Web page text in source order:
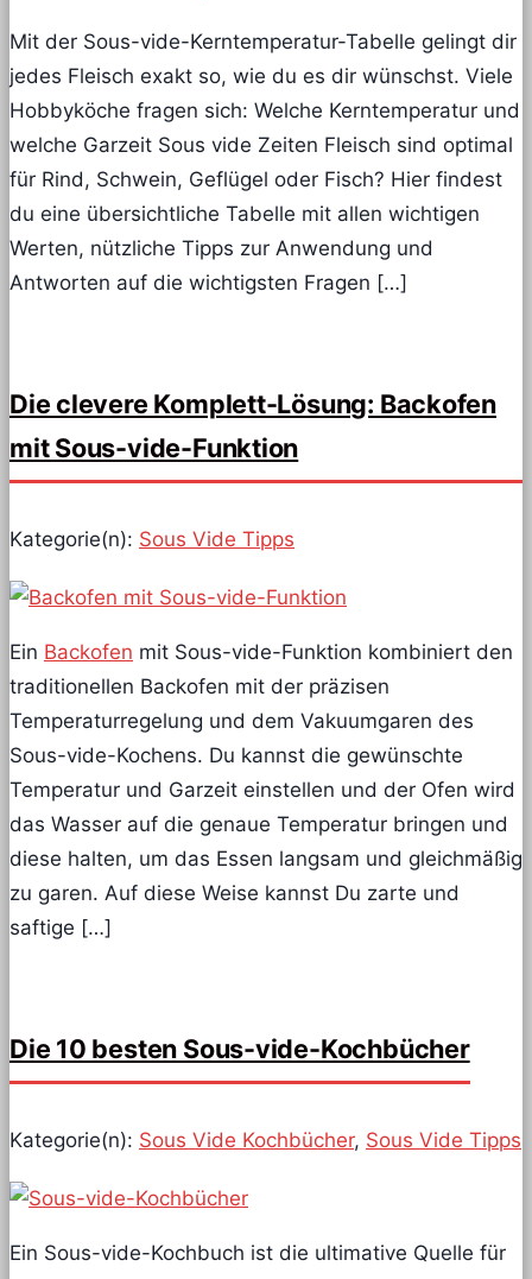
Mit der Sous-vide-Kerntemperatur-Tabelle gelingt dir
jedes Fleisch exakt so, wie du es dir wünschst. Viele
Hobbyköche fragen sich: Welche Kerntemperatur und
welche Garzeit Sous vide Zeiten Fleisch sind optimal
für Rind, Schwein, Geflügel oder Fisch? Hier findest
du eine übersichtliche Tabelle mit allen wichtigen
Werten, nützliche Tipps zur Anwendung und
Antworten auf die wichtigsten Fragen […]
Die clevere Komplett-Lösung: Backofen
mit Sous-vide-Funktion
Kategorie(n): Sous Vide Tipps
Ein Backofen mit Sous-vide-Funktion kombiniert den
traditionellen Backofen mit der präzisen
Temperaturregelung und dem Vakuumgaren des
Sous-vide-Kochens. Du kannst die gewünschte
Temperatur und Garzeit einstellen und der Ofen wird
das Wasser auf die genaue Temperatur bringen und
diese halten, um das Essen langsam und gleichmäßig
zu garen. Auf diese Weise kannst Du zarte und
saftige […]
Die 10 besten Sous-vide-Kochbücher
Kategorie(n): Sous Vide Kochbücher, Sous Vide Tipps
Ein Sous-vide-Kochbuch ist die ultimative Quelle für